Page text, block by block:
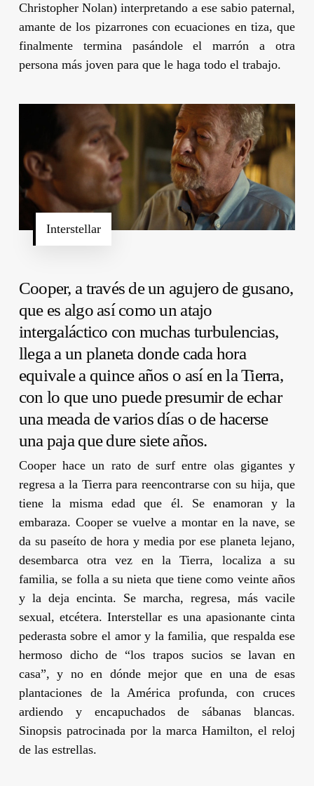
Christopher Nolan) interpretando a ese sabio paternal,
amante de los pizarrones con ecuaciones en tiza, que
finalmente termina pasándole el marrón a otra
persona más joven para que le haga todo el trabajo.
Interstellar
Cooper, a través de un agujero de gusano,
que es algo así como un atajo
intergaláctico con muchas turbulencias,
llega a un planeta donde cada hora
equivale a quince años o así en la Tierra,
con lo que uno puede presumir de echar
una meada de varios días o de hacerse
una paja que dure siete años.
Cooper hace un rato de surf entre olas gigantes y
regresa a la Tierra para reencontrarse con su hija, que
tiene la misma edad que él. Se enamoran y la
embaraza. Cooper se vuelve a montar en la nave, se
da su paseíto de hora y media por ese planeta lejano,
desembarca otra vez en la Tierra, localiza a su
familia, se folla a su nieta que tiene como veinte años
y la deja encinta. Se marcha, regresa, más vacile
sexual, etcétera.Interstellar es una apasionante cinta
pederasta sobre el amor y la familia, que respalda ese
hermoso dicho de “los trapos sucios se lavan en
casa”, y no en dónde mejor que en una de esas
plantaciones de la América profunda, con cruces
ardiendo y encapuchados de sábanas blancas.
Sinopsis patrocinada por la marca Hamilton, el reloj
de las estrellas.